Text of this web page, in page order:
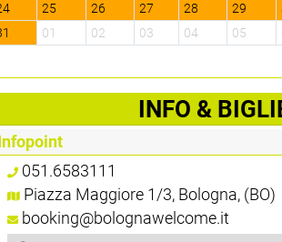
25 26 27 28 29
01 02 03 04 05
­INFO &
051.6583111
Piazza Maggiore 1/3, Bologna, (BO)
booking@bolognawelcome.it